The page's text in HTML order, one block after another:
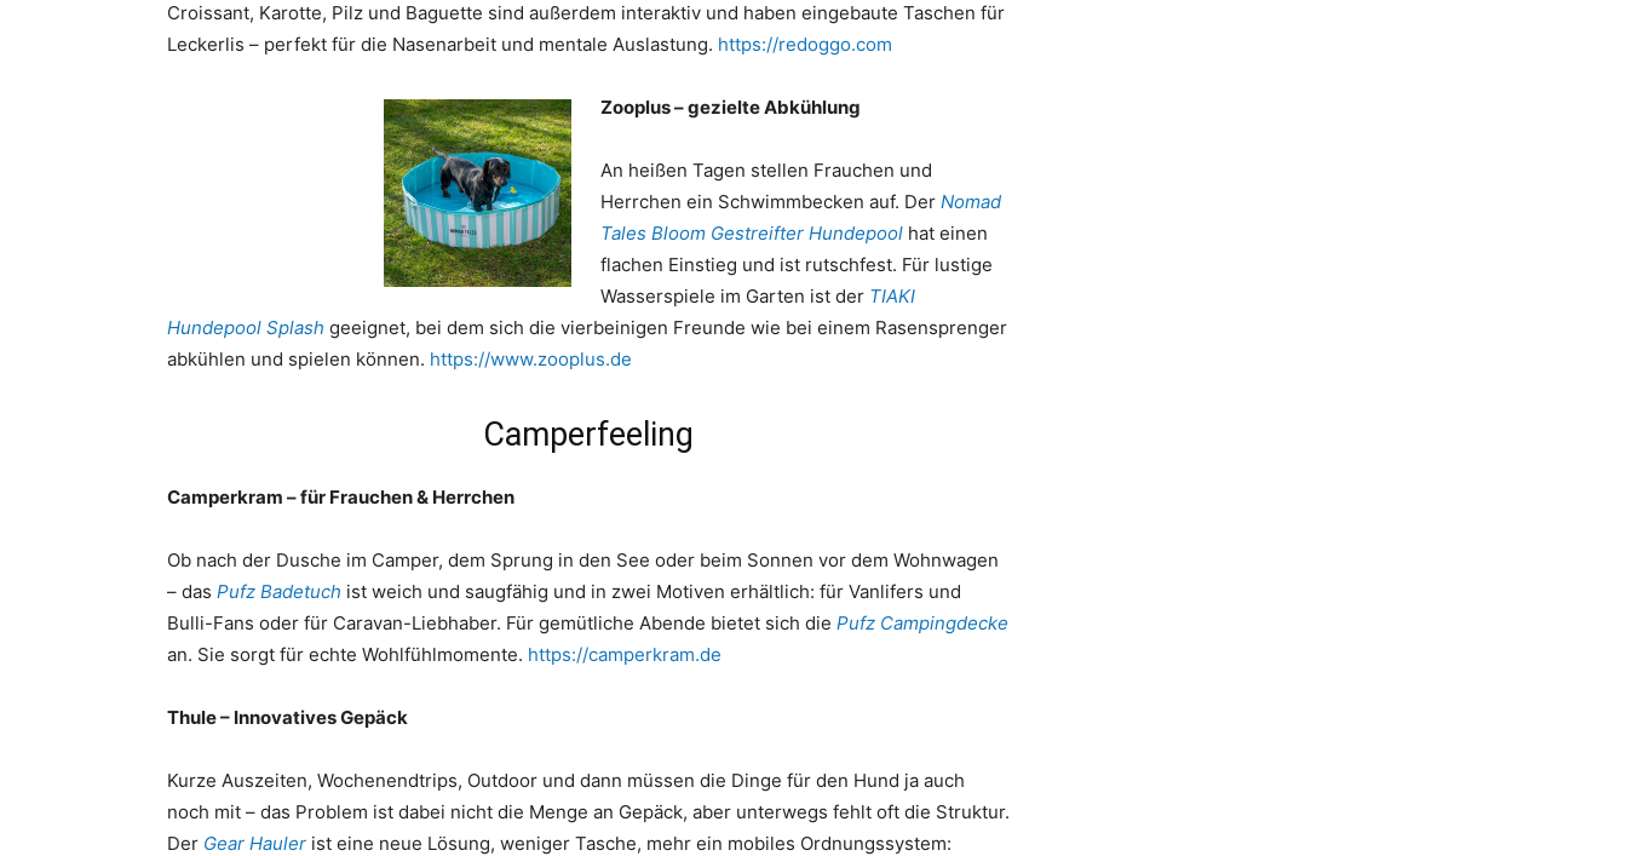
Croissant, Karotte, Pilz und Baguette sind außerdem interaktiv und haben eingebaute Taschen für
Leckerlis – perfekt für die Nasenarbeit und mentale Auslastung. https://redoggo.com
Zooplus – gezielte Abkühlung
An heißen Tagen stellen Frauchen und
Herrchen ein Schwimmbecken auf. Der Nomad
Tales Bloom Gestreifter Hundepool hat einen
flachen Einstieg und ist rutschfest. Für lustige
Wasserspiele im Garten ist der TIAKI
Hundepool Splash geeignet, bei dem sich die vierbeinigen Freunde wie bei einem Rasensprenger
abkühlen und spielen können. https://www.zooplus.de
Camperfeeling
Camperkram – für Frauchen & Herrchen
Ob nach der Dusche im Camper, dem Sprung in den See oder beim Sonnen vor dem Wohnwagen
– das Pufz Badetuch ist weich und saugfähig und in zwei Motiven erhältlich: für Vanlifers und
Bulli-Fans oder für Caravan-Liebhaber. Für gemütliche Abende bietet sich die Pufz Campingdecke
an. Sie sorgt für echte Wohlfühlmomente. https://camperkram.de
Thule – Innovatives Gepäck
Kurze Auszeiten, Wochenendtrips, Outdoor und dann müssen die Dinge für den Hund ja auch
noch mit – das Problem ist dabei nicht die Menge an Gepäck, aber unterwegs fehlt oft die Struktur.
Der Gear Hauler ist eine neue Lösung, weniger Tasche, mehr ein mobiles Ordnungssystem: